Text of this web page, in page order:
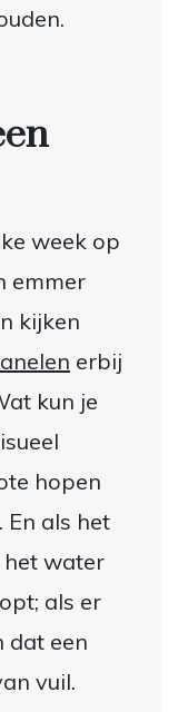
week op
emmer
kijken
erbij
kun je
hopen
als het
het water
als er
dat een
vuil.